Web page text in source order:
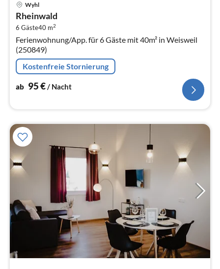
Wyhl
Rheinwald
6 Gäste40 m2
Ferienwohnung/App. für 6 Gäste mit 40m² in Weisweil
(250849)
Kostenfreie Stornierung
ab 95€/ Nacht